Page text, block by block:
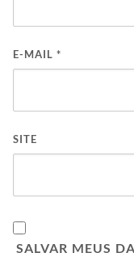
E-MAIL *
SITE
SALVAR MEUS